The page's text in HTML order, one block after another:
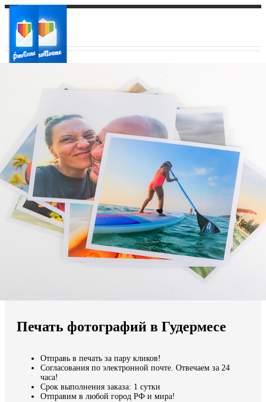
Ваш регион доставки
Выберите из списка:
Мы доставляем по всему миру
Продолжить без города
Печать фотографий в Гудермесе
Отправь в печать за пару кликов!
Согласования по электронной почте. Отвечаем за 24
часа!
Срок выполнения заказа: 1 сутки
Отправим в любой город РФ и мира!